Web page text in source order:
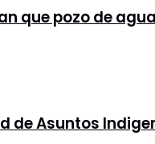
que pozo de
de Asuntos